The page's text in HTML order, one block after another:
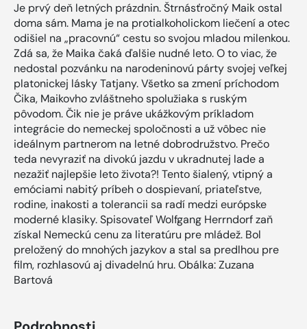
Je prvý deň letných prázdnin. Štrnásťročný Maik ostal
doma sám. Mama je na protialkoholickom liečení a otec
odišiel na „pracovnú“ cestu so svojou mladou milenkou.
Zdá sa, že Maika čaká ďalšie nudné leto. O to viac, že
nedostal pozvánku na narodeninovú párty svojej veľkej
platonickej lásky Tatjany. Všetko sa zmení príchodom
Čika, Maikovho zvláštneho spolužiaka s ruským
pôvodom. Čik nie je práve ukážkovým príkladom
integrácie do nemeckej spoločnosti a už vôbec nie
ideálnym partnerom na letné dobrodružstvo. Prečo
teda nevyraziť na divokú jazdu v ukradnutej lade a
nezažiť najlepšie leto života?! Tento šialený, vtipný a
emóciami nabitý príbeh o dospievaní, priateľstve,
rodine, inakosti a tolerancii sa radí medzi európske
moderné klasiky. Spisovateľ Wolfgang Herrndorf zaň
získal Nemeckú cenu za literatúru pre mládež. Bol
preložený do mnohých jazykov a stal sa predlhou pre
film, rozhlasovú aj divadelnú hru. Obálka: Zuzana
Bartová